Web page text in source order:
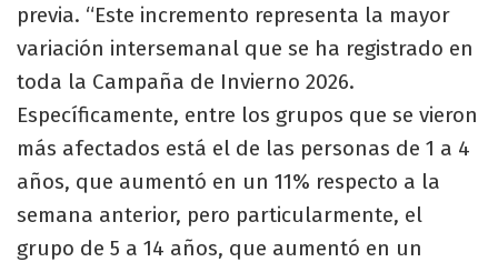
previa. “Este incremento representa la mayor
variación intersemanal que se ha registrado en
toda la Campaña de Invierno 2026.
Específicamente, entre los grupos que se vieron
más afectados está el de las personas de 1 a 4
años, que aumentó en un 11% respecto a la
semana anterior, pero particularmente, el
grupo de 5 a 14 años, que aumentó en un